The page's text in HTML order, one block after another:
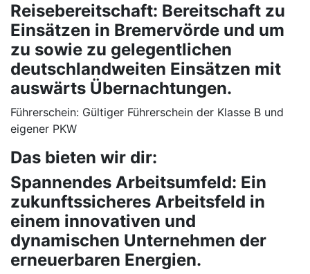
Reisebereitschaft: Bereitschaft zu
Einsätzen in Bremervörde und um
zu sowie zu gelegentlichen
deutschlandweiten Einsätzen mit
auswärts Übernachtungen.
Führerschein: Gültiger Führerschein der Klasse B und
eigener PKW
Das bieten wir dir:
Spannendes Arbeitsumfeld: Ein
zukunftssicheres Arbeitsfeld in
einem innovativen und
dynamischen Unternehmen der
erneuerbaren Energien.